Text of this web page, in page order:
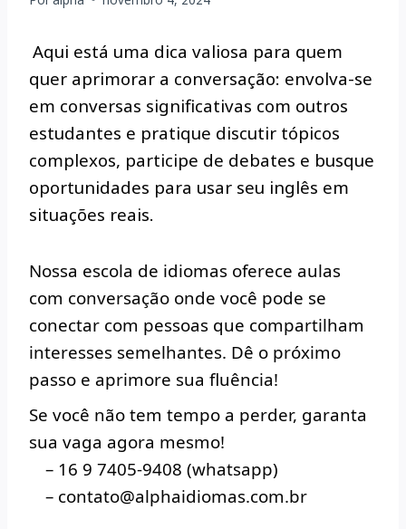
Aqui está uma dica valiosa para quem
quer aprimorar a conversação: envolva-se
em conversas significativas com outros
estudantes e pratique discutir tópicos
complexos, participe de debates e busque
oportunidades para usar seu inglês em
situações reais.
Nossa escola de idiomas oferece aulas
com conversação onde você pode se
conectar com pessoas que compartilham
interesses semelhantes. Dê o próximo
passo e aprimore sua fluência!
Se você não tem tempo a perder, garanta
sua vaga agora mesmo!
– 16 9 7405-9408 (whatsapp)
– contato@alphaidiomas.com.br